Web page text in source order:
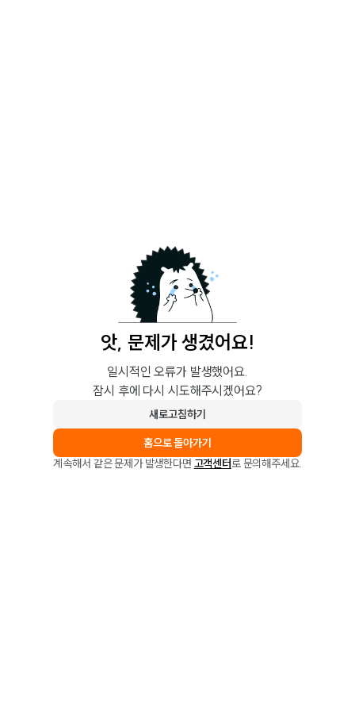
앗, 문제가 생겼어요!
일시적인 오류가 발생했어요.
잠시 후에 다시 시도해주시겠어요?
새로고침하기
홈으로 돌아가기
계속해서 같은 문제가 발생한다면 고객센터로 문의해주세요.